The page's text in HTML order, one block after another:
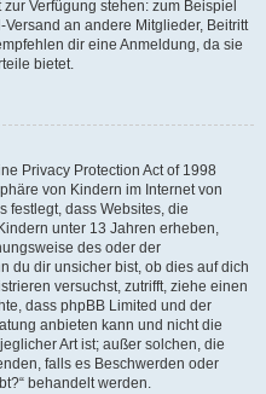
Verfügung stehen: zum Beispiel
an andere Mitglieder, Beitritt
dir eine Anmeldung, da sie
bietet.
Privacy Protection Act of 1998
von Kindern im Internet von
festlegt, dass Websites, die
unter 13 Jahren erheben,
des oder der
du dir unsicher bist, ob dies auf dich
versuchst, zutrifft, ziehe einen
dass phpBB Limited und der
anbieten kann und nicht die
Art ist; außer solchen, die
falls es Beschwerden oder
behandelt werden.